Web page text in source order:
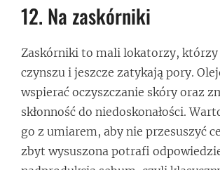
12. Na zaskórniki
Zaskórniki to mali lokatorzy, którzy
czynszu i jeszcze zatykają pory.
wspierać oczyszczanie skóry oraz
skłonność do niedoskonałości.
go z umiarem, aby nie przesuszyć
zbyt wysuszona potrafi